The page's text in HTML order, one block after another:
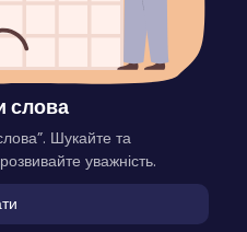
слова
Шукайте та
уважність.